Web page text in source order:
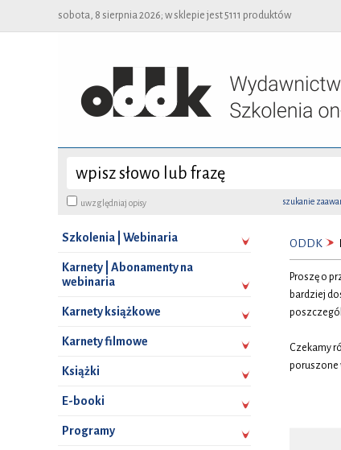
sobota, 8 sierpnia 2026; w sklepie jest 5111 produktów
uwzględniaj opisy szukanie
Szkolenia | Webinaria
Karnety | Abonamenty na
webinaria
Karnety książkowe
Karnety filmowe
Książki
E-booki
Programy
ODDK
Proszę o
bardziej
Czekamy
poruszone